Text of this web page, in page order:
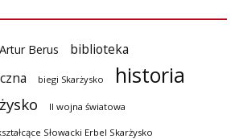
Artur Berus
biblioteka
biegi Skarżysko historia
II wojna światowa
Słowacki Erbel Skarżysko